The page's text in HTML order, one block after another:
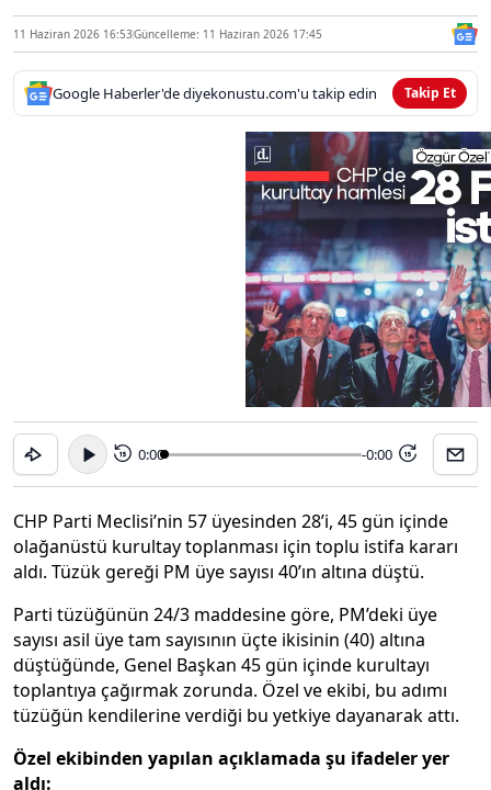
11 Haziran 2026 16:53Güncelleme: 11 Haziran 2026 17:45
Google Haberler'de diyekonustu.com'u takip edin Takip Et
15 0:00 -0:00 15
CHP Parti Meclisi’nin 57 üyesinden 28’i, 45 gün içinde
olağanüstü kurultay toplanması için toplu istifa kararı
aldı. Tüzük gereği PM üye sayısı 40’ın altına düştü.
Parti tüzüğünün 24/3 maddesine göre, PM’deki üye
sayısı asil üye tam sayısının üçte ikisinin (40) altına
düştüğünde, Genel Başkan 45 gün içinde kurultayı
toplantıya çağırmak zorunda. Özel ve ekibi, bu adımı
tüzüğün kendilerine verdiği bu yetkiye dayanarak attı.
Özel ekibinden yapılan açıklamada şu ifadeler yer
aldı: